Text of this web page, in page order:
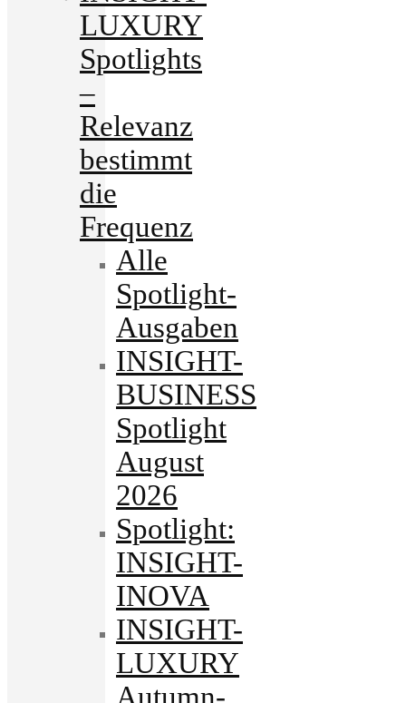
LUXURY
Spotlights
–
Relevanz
bestimmt
die
Frequenz
Alle
Spotlight-
Ausgaben
INSIGHT-
BUSINESS
Spotlight
August
2026
Spotlight:
INSIGHT-
INOVA
INSIGHT-
LUXURY
Autumn-.